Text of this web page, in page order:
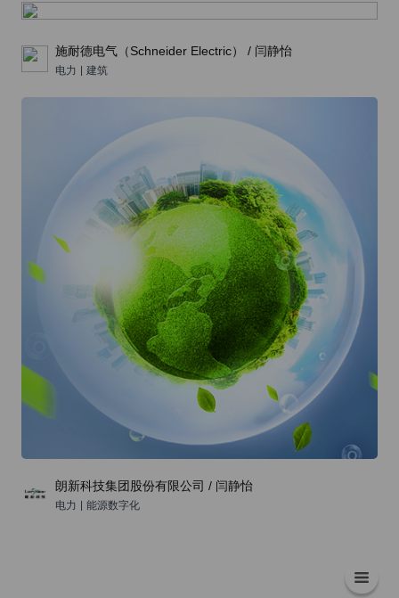
施耐德电气（Schneider Electric） / 闫静怡
电力 | 建筑
朗新科技集团股份有限公司 / 闫静怡
电力 能源数字化